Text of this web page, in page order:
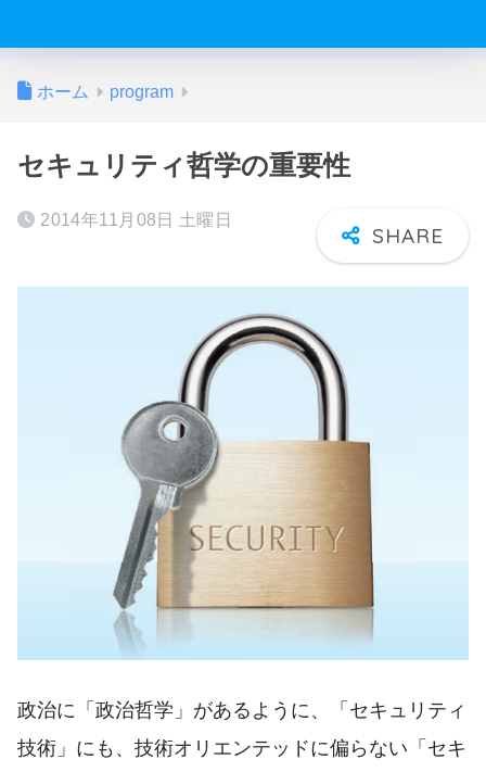
ホーム program
セキュリティ哲学の重要性
2014年11月08日 土曜日
政治に「政治哲学」があるように、「セキュリティ
技術」にも、技術オリエンテッドに偏らない「セキ